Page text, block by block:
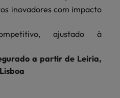
inovadores com impacto
ajustado à
a partir de Leiria,